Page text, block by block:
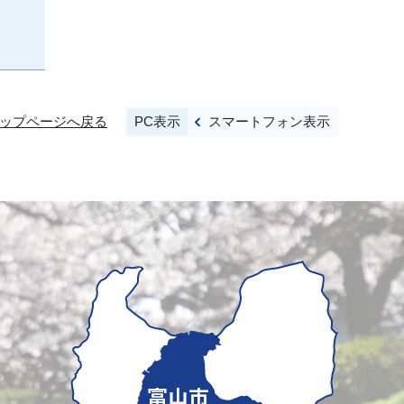
プページへ戻る PC表示 スマートフォン表示